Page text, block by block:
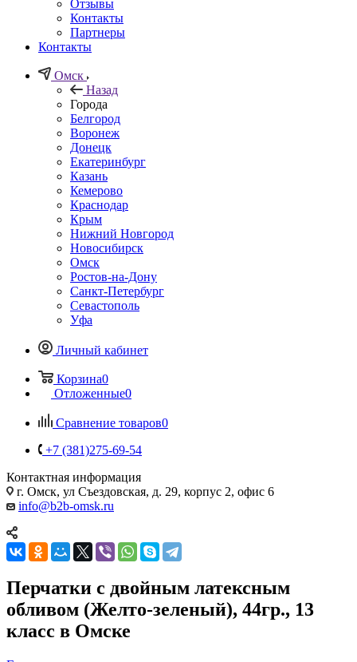
Отзывы
Контакты
Партнеры
Контакты
Омск
Назад
Города
Белгород
Воронеж
Донецк
Екатеринбург
Казань
Кемерово
Краснодар
Крым
Нижний Новгород
Новосибирск
Омск
Ростов-на-Дону
Санкт-Петербург
Севастополь
Уфа
Личный кабинет
Корзина0
Отложенные0
Сравнение товаров0
+7 (381)275-69-54
Контактная информация
г. Омск, ул Съездовская, д. 29, корпус 2, офис 6
info@b2b-omsk.ru
Перчатки с двойным латексным
обливом (Желто-зеленый), 44гр., 13
класс в Омске